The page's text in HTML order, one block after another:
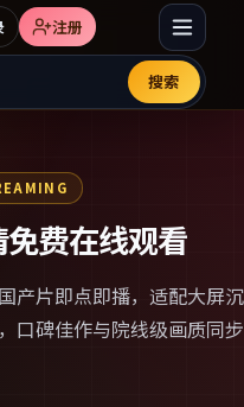
搜索
注册
费在线观看
产片即点即播，适配大屏沉
口碑佳作与院线级画质同步